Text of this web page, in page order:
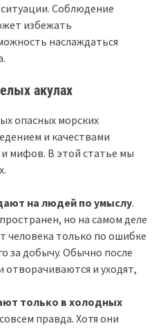
Соблюдение
избежать
наслаждаться
акулах
опасных морских
и качествами
мифов. В этой статье мы
на людей по умыслу.
но на самом деле
человека только по ошибке
за добычу. Обычно после
и уходят,
только в холодных
правда. Хотя они